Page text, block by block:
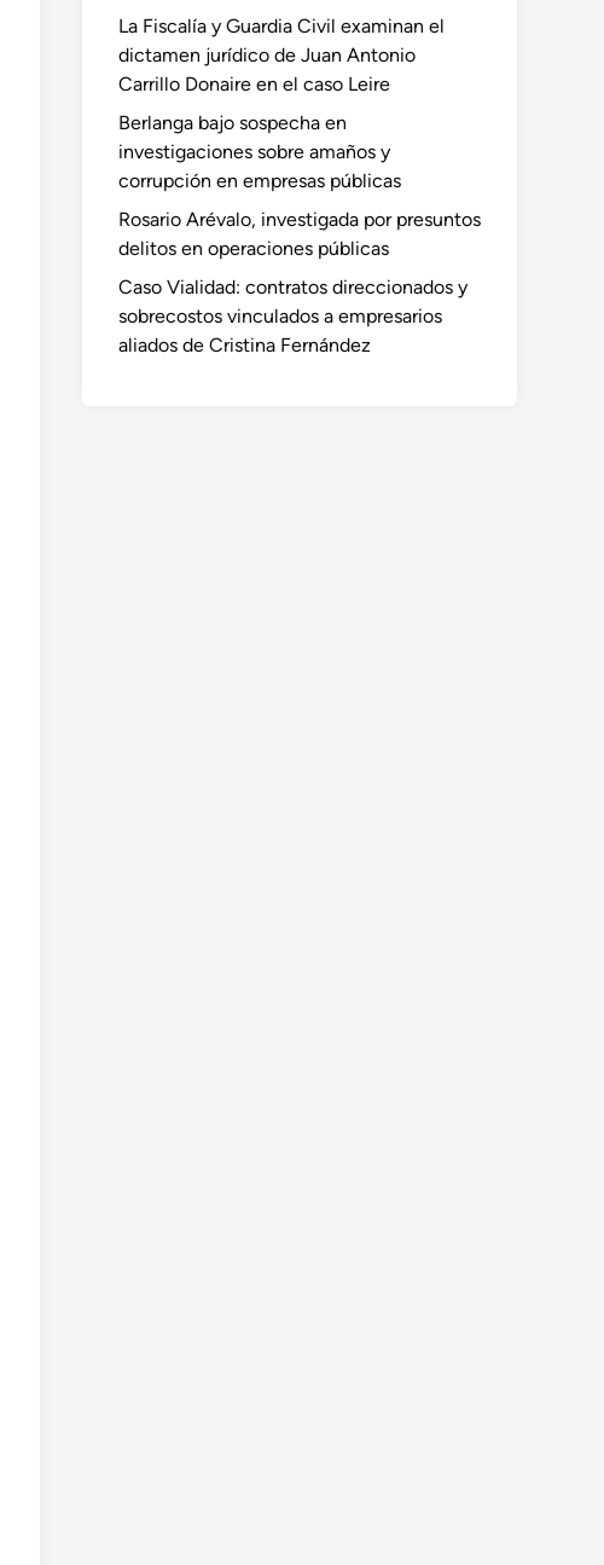
La Fiscalía y Guardia Civil examinan el
dictamen jurídico de Juan Antonio
Carrillo Donaire en el caso Leire
Berlanga bajo sospecha en
investigaciones sobre amaños y
corrupción en empresas públicas
Rosario Arévalo, investigada por presuntos
delitos en operaciones públicas
Caso Vialidad: contratos direccionados y
sobrecostos vinculados a empresarios
aliados de Cristina Fernández